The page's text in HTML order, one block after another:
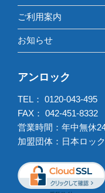
ご利用案内
お知らせ
アンロック
TEL： 0120-043-495
FAX： 042-451-8332
営業時間：年中無休
加盟団体：日本ロッ